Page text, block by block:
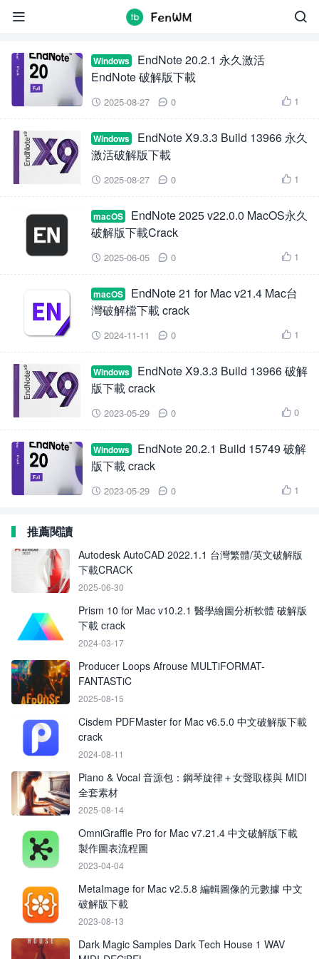


Windows
EndNote 20.2.1 永久激活
EndNote 破解版下載
 2025-08-27  0  1
Windows
EndNote X9.3.3 Build 13966 永久
激活破解版下載
 2025-08-27  0  1
macOS
EndNote 2025 v22.0.0 MacOS永久
破解版下載Crack
 2025-06-05  0  1
macOS
EndNote 21 for Mac v21.4 Mac台
灣破解檔下載 crack
 2024-11-11  0  1
Windows
EndNote X9.3.3 Build 13966 破解
版下載 crack
 2023-05-29  0  0
Windows
EndNote 20.2.1 Build 15749 破解
版下載 crack
 2023-05-29  0  1
推薦閱讀
Autodesk AutoCAD 2022.1.1 台灣繁體/英文破解版
下載CRACK
2025-06-30
Prism 10 for Mac v10.2.1 醫學繪圖分析軟體 破解版
下載 crack
2024-03-17
Producer Loops Afrouse MULTiFORMAT-
FANTASTiC
2025-08-15
Cisdem PDFMaster for Mac v6.5.0 中文破解版下載
crack
2024-08-11
Piano & Vocal 音源包：鋼琴旋律＋女聲取樣與 MIDI
全套素材
2025-08-14
OmniGraffle Pro for Mac v7.21.4 中文破解版下載
製作圖表流程圖
2023-04-04
MetaImage for Mac v2.5.8 編輯圖像的元數據 中文
破解版下載
2023-08-13
Dark Magic Samples Dark Tech House 1 WAV